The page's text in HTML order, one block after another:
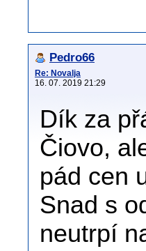
Pedro66
Re: Novalja
16. 07. 2019 21:29
Dík za
Čiovo,
pád cen
Snad s
neutrpí